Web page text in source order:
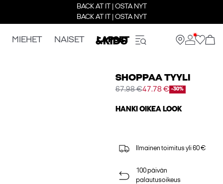
BACK AT IT | OSTA NYT
BACK AT IT | OSTA NYT
MIEHET NAISET LAPSET
SHOPPAA TYYLI
67.98 €47.78 € -30%
HANKI OIKEA LOOK
Ilmainen toimitus yli 60 €
100 päivän
palautusoikeus